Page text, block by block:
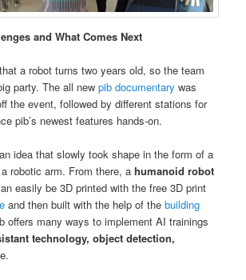
and What Comes Next
a robot turns two years old, so the team
party. The all newpib documentary was
the event, followed by different stations for
pib’s newest features hands-on.
idea that slowly took shape in the form of a
robotic arm. From there, ahumanoid robot
easily be 3D printed with the free 3D print
and then built with the help of thebuilding
offers many ways to implement AI trainings
technology, object detection,